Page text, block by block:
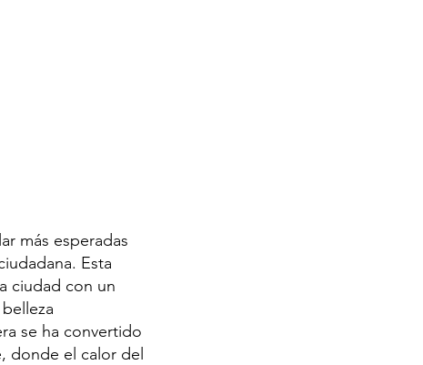
más esperadas
Esta
ciudad con un
se ha convertido
donde el calor del